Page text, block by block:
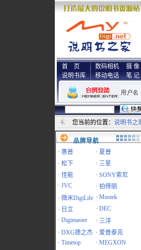
首 页
说明书库
数码相机 摄 像
移动电话
笔 记
您当前的位置： 说明书之
品牌导航
· 惠普 · 夏普
· 松下 · 三星
· 佳能 · SONY索尼
· JVC · 拍得丽
· 微米DigiLife · Mustek
· 日立 · DEC
· Digimaster · 三洋
· DXG德之杰 · 爱普泰克
· Timetop · MEGXON